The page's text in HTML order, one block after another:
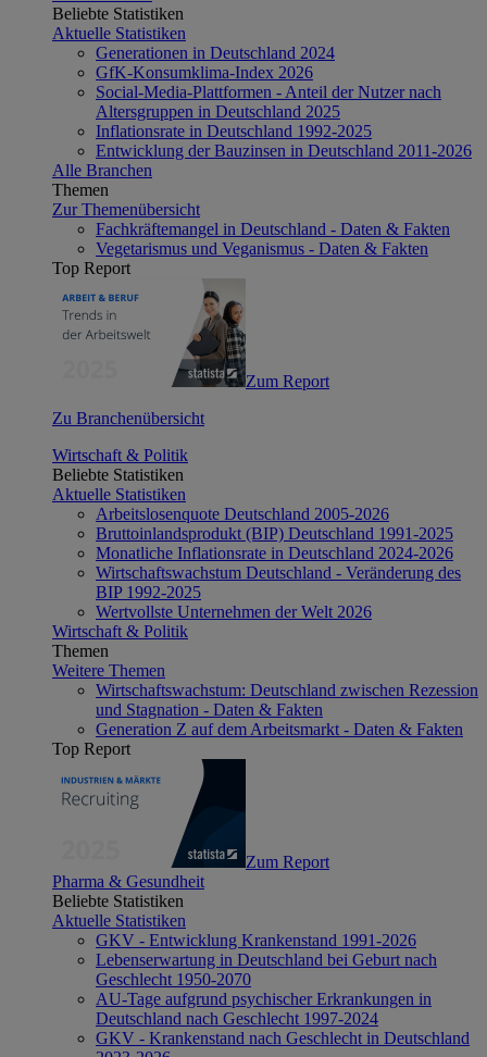
Beliebte Statistiken
Aktuelle Statistiken
Generationen in Deutschland 2024
GfK-Konsumklima-Index 2026
Social-Media-Plattformen - Anteil der Nutzer nach
Altersgruppen in Deutschland 2025
Inflationsrate in Deutschland 1992-2025
Entwicklung der Bauzinsen in Deutschland 2011-2026
Alle Branchen
Themen
Zur Themenübersicht
Fachkräftemangel in Deutschland - Daten & Fakten
Vegetarismus und Veganismus - Daten & Fakten
Top Report
Zum Report
Zu Branchenübersicht
Wirtschaft & Politik
Beliebte Statistiken
Aktuelle Statistiken
Arbeitslosenquote Deutschland 2005-2026
Bruttoinlandsprodukt (BIP) Deutschland 1991-2025
Monatliche Inflationsrate in Deutschland 2024-2026
Wirtschaftswachstum Deutschland - Veränderung des
BIP 1992-2025
Wertvollste Unternehmen der Welt 2026
Wirtschaft & Politik
Themen
Weitere Themen
Wirtschaftswachstum: Deutschland zwischen Rezession
und Stagnation - Daten & Fakten
Generation Z auf dem Arbeitsmarkt - Daten & Fakten
Top Report
Zum Report
Pharma & Gesundheit
Beliebte Statistiken
Aktuelle Statistiken
GKV - Entwicklung Krankenstand 1991-2026
Lebenserwartung in Deutschland bei Geburt nach
Geschlecht 1950-2070
AU-Tage aufgrund psychischer Erkrankungen in
Deutschland nach Geschlecht 1997-2024
GKV - Krankenstand nach Geschlecht in Deutschland